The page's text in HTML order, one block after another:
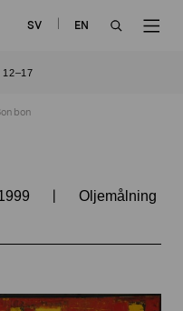
SV
EN
|
Oljemålning